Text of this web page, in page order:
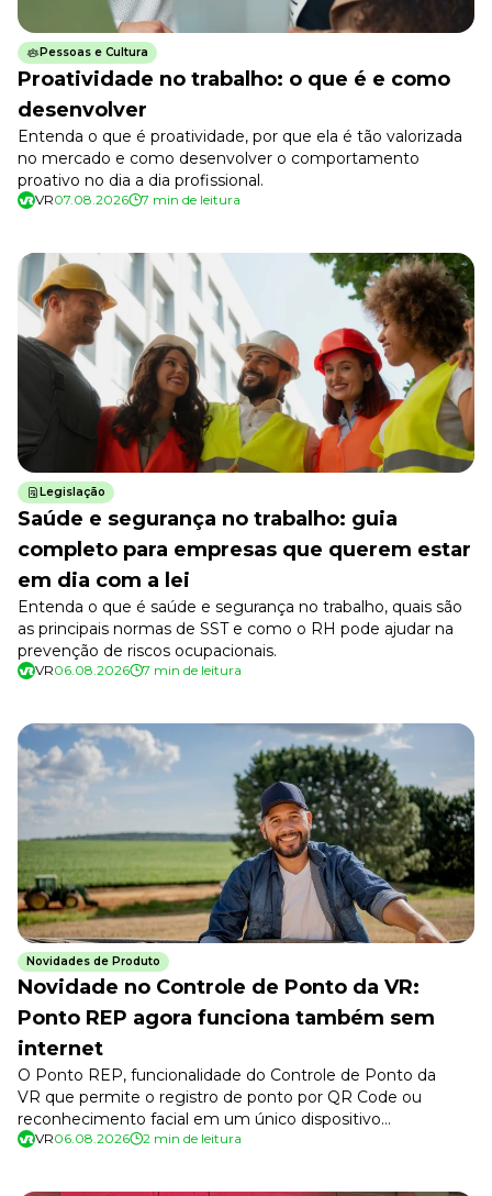
Treinamento de Produto
Desenvolva a sua equipe
Materiais Gratuitos
Materiais Gratuitos
Todos os Materiais Gratuitos
E-book
Aprofunde seu conhecimento
Ferramentas e Templates
Para agilizar o seu trabalho
Infográfico
Conteúdo prático e rápido
Materiais centralizados
Lives
Newsletters
Pessoas e Cultura
Proatividade no trabalho: o que é e como
desenvolver
Entenda o que é proatividade, por que ela é tão valorizada
no mercado e como desenvolver o comportamento
proativo no dia a dia profissional.
VR07.08.2026 7 min de leitura
Legislação
Saúde e segurança no trabalho: guia
completo para empresas que querem estar
em dia com a lei
Entenda o que é saúde e segurança no trabalho, quais são
as principais normas de SST e como o RH pode ajudar na
prevenção de riscos ocupacionais.
VR06.08.2026 7 min de leitura
Novidades de Produto
Novidade no Controle de Ponto da VR:
Ponto REP agora funciona também sem
internet
O Ponto REP, funcionalidade do Controle de Ponto da
VR que permite o registro de ponto por QR Code ou
reconhecimento facial em um único dispositivo
compartilhado, agora conta com o Reconhecimento Facial
VR06.08.2026 2 min de leitura